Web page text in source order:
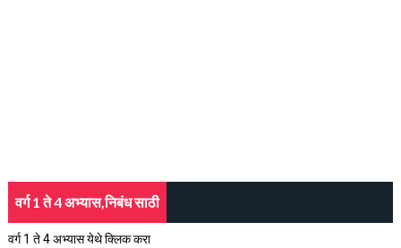
वर्ग 1 ते 4 अभ्यास,निबंध साठी
वर्ग 1 ते 4 अभ्यास येथे क्लिक करा